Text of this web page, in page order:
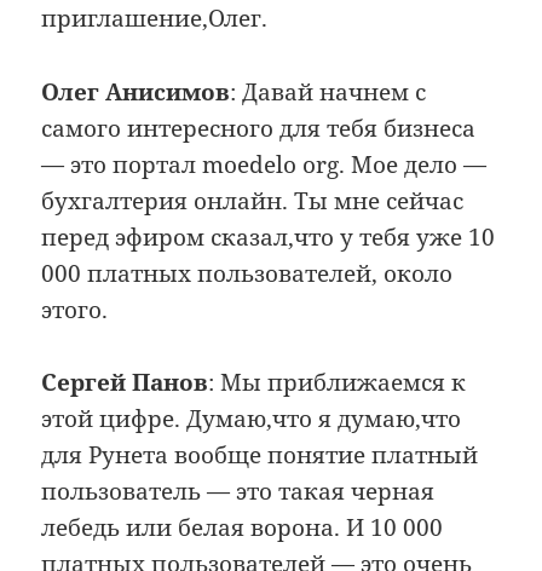
приглашение,Олег.
Олег Анисимов: Давай начнем с
самого интересного для тебя бизнеса
— это портал moedelo org. Мое дело —
бухгалтерия онлайн. Ты мне сейчас
перед эфиром сказал,что у тебя уже 10
000 платных пользователей, около
этого.
Сергей Панов: Мы приближаемся к
этой цифре. Думаю,что я думаю,что
для Рунета вообще понятие платный
пользователь — это такая черная
лебедь или белая ворона. И 10 000
платных пользователей — это очень